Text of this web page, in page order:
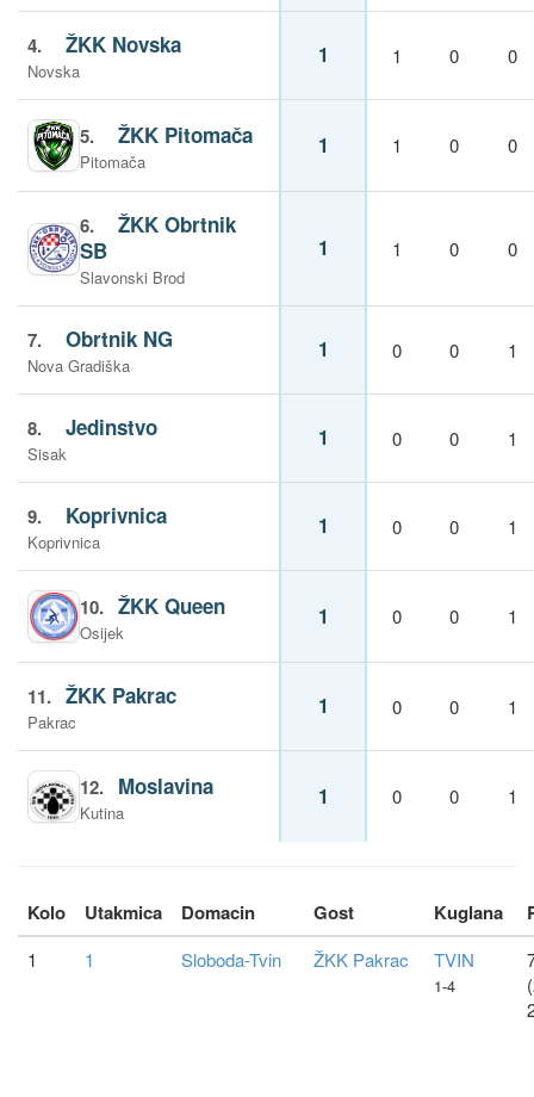
4. ŽKK Novska
Novska
1 1 0 0
5. ŽKK Pitomača
Pitomača
1 1 0 0
6.
ŽKK Obrtnik
SB
Slavonski Brod
1 1 0 0
7. Obrtnik NG
Nova Gradiška
1 0 0 1
8. Jedinstvo
Sisak
1 0 0 1
9. Koprivnica
Koprivnica
1 0 0 1
10. ŽKK Queen
Osijek
1 0 0 1
11. ŽKK Pakrac
Pakrac
1 0 0 1
12. Moslavina
Kutina
1 0 0 1
Kolo Utakmica Domacin Gost Kuglana
1 1 Sloboda-Tvin ŽKK Pakrac TVIN
1-4